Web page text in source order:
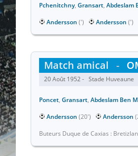
Pchenitchny, Gransart, Abdeslam
Andersson (') Andersson (')
Match amical -
20 Août 1952 - Stade Huveaune
Poncet, Gransart, Abdeslam Ben
Andersson (20') Andersson
Buteurs Duque de Caxias :